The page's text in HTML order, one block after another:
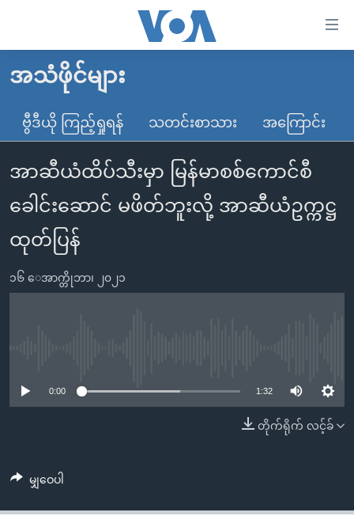
လွယ်ကူ
သည့်
များ
ပင်မ
အကြောင်းအရာ
ကျော်
ကြည့်
ရှာဖွေ
မူလစာမျက်နှာ
မြန်မာ
ကမ္ဘာ့သတင်းများ
နိုင်ငံတကာ
အမေရိကန်
တရုတ်
အစ္စရေး-ပါလက်စတိုင်း
ဗွီဒီယို
သတင်းလွတ်လပ်ခွင့်
ရပ်ဝန်းတခု လမ်းတခု အလွန်
အင်္ဂလိပ်စာလေ့လာမယ်
အမေရိကန်သုံးအီဒီယံ
အပတ်စဉ်ကဏ္ဍများ
အသံဖိုင်များ
ဗွီဒီယို ကြည့်ရှုရန် သတင်းစာသား အကြောင်း
အာဆီယံထိပ်သီးမှာ မြန်မာစစ်ကောင်စီ
ခေါင်းဆောင် မဖိတ်ဘူးလို့ အာဆီယံဥက္ကဋ္ဌ
ထုတ်ပြန်
၁၆ ေအာက္တိုဘာ၊ ၂၀၂၁
0:00 1:32
တိုက်ရိုက် လင့်ခ်
မျှဝေပါ